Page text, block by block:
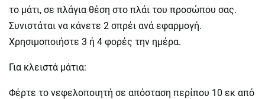
το μάτι, σε πλάγια θέση στο πλάι του προσώπου σας.
Συνιστάται να κάνετε 2 σπρέι ανά εφαρμογή.
Χρησιμοποιήστε 3 ή 4 φορές την ημέρα.
Για κλειστά μάτια:
Φέρτε το νεφελοποιητή σε απόσταση περίπου 10 εκ από